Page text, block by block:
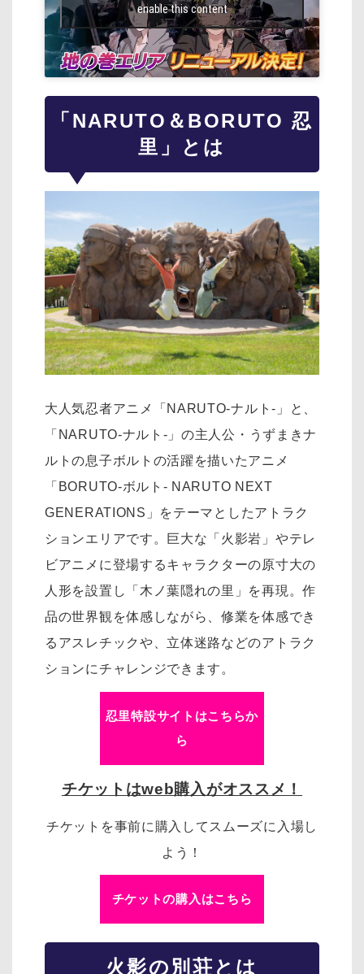
enable this content
「NARUTO＆BORUTO 忍
里」とは
大人気忍者アニメ「NARUTO-ナルト-」と、
「NARUTO-ナルト-」の主人公・うずまきナ
ルトの息子ボルトの活躍を描いたアニメ
「BORUTO-ボルト- NARUTO NEXT
GENERATIONS」をテーマとしたアトラク
ションエリアです。巨大な「火影岩」やテレ
ビアニメに登場するキャラクターの原寸大の
人形を設置し「木ノ葉隠れの里」を再現。作
品の世界観を体感しながら、修業を体感でき
るアスレチックや、立体迷路などのアトラク
ションにチャレンジできます。
忍里特設サイトはこちらか
ら
チケットはweb購入がオススメ！
チケットを事前に購入してスムーズに入場し
よう！
チケットの購入はこちら
火影の別荘とは